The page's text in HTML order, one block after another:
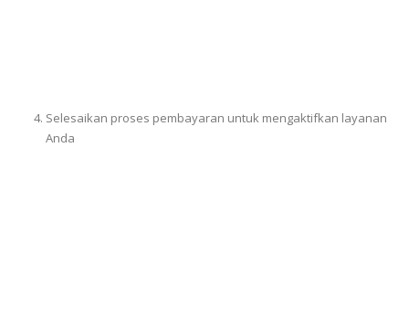
Selesaikan proses pembayaran untuk mengaktifkan layanan
Anda